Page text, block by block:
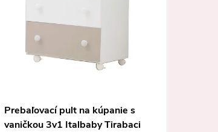
Prebaľovací pult na kúpanie s
vaničkou 3v1 Italbaby Tirabaci